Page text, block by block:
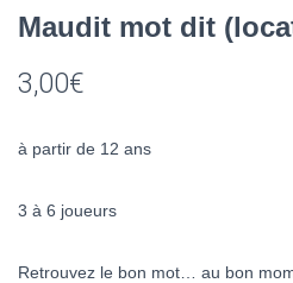
Maudit mot dit
3,00€
à partir de 12 ans
3 à 6 joueurs
Retrouvez le bon mot… au bon